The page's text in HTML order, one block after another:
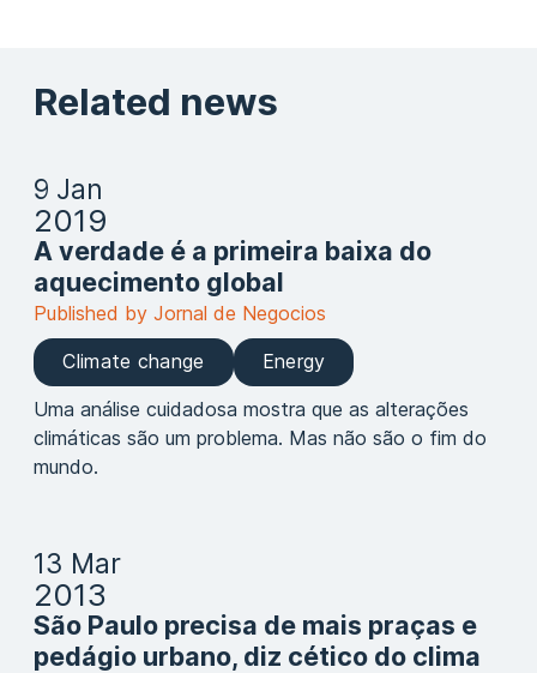
Related news
9 Jan
2019
A verdade é a primeira baixa do
aquecimento global
Published by Jornal de Negocios
Climate change
Energy
Uma análise cuidadosa mostra que as alterações
climáticas são um problema. Mas não são o fim do
mundo.
13 Mar
2013
São Paulo precisa de mais praças e
pedágio urbano, diz cético do clima